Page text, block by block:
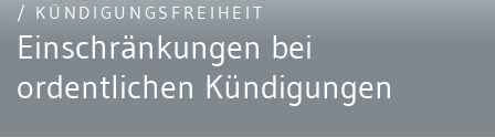
/ KÜNDIGUNGSFREIHEIT
Einschränkungen bei
ordentlichen Kündigungen